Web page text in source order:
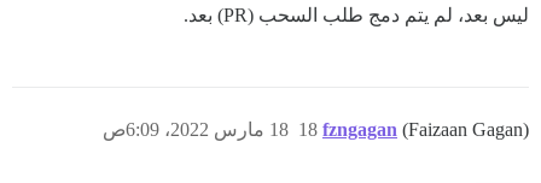
ليس بعد، لم يتم دمج طلب السحب (PR) بعد.
fzngagan (Faizaan Gagan) 18 مارس 2022، 6:09ص 18